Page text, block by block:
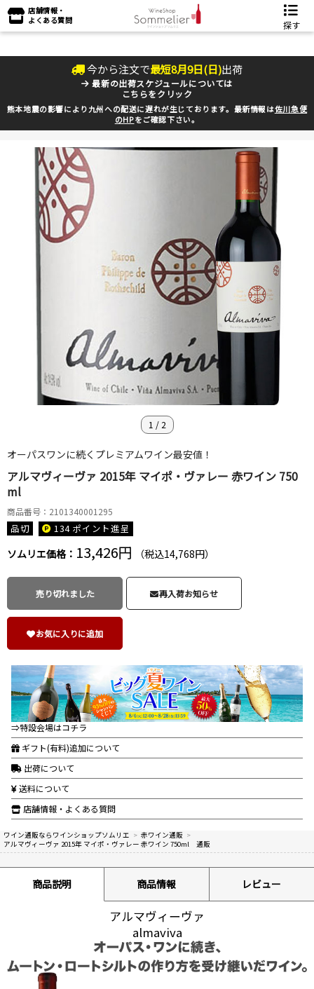
店舗情報・
よくある質問
探す
今から注文で最短8月9日(日)出荷
最新の出荷スケジュールについては
こちらをクリック
熊本地震の影響により九州への配送に遅れが生じております。最新情報は佐川急便
のHPをご確認下さい。
1 / 2
オーパスワンに続くプレミアムワイン最安値！
アルマヴィーヴァ 2015年 マイポ・ヴァレー 赤ワイン 750
ml
商品番号：2101340001295
品切 134 ポイント進呈
ソムリエ価格： 13,426円 （税込14,768円）
売り切れました 再入荷お知らせ
お気に入りに追加
⇒特設会場はコチラ
ギフト(有料)追加について
出荷について
送料について
店舗情報・よくある質問
ワイン通販ならワインショップソムリエ > 赤ワイン通販 >
アルマヴィーヴァ 2015年 マイポ・ヴァレー 赤ワイン 750ml 通販
商品説明 商品情報 レビュー
アルマヴィーヴァ
almaviva